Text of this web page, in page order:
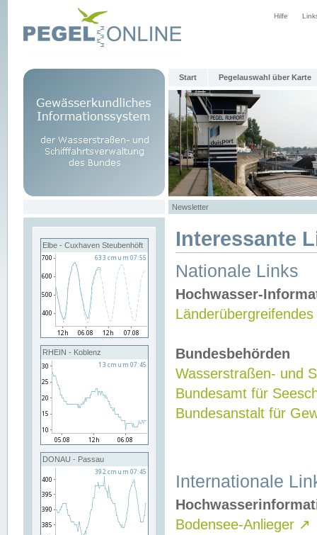
Hilfe
Start Pegelauswahl über Karte
Newsletter
Elbe - Cuxhaven Steubenhöft
RHEIN - Koblenz
DONAU - Passau
Interessante
Nationale Links
Hochwasser-
Bundesbehörden
Wasserstraßen- und
Bundesamt für
Bundesanstalt für
Internationale
Bodensee-Anlieger ↗